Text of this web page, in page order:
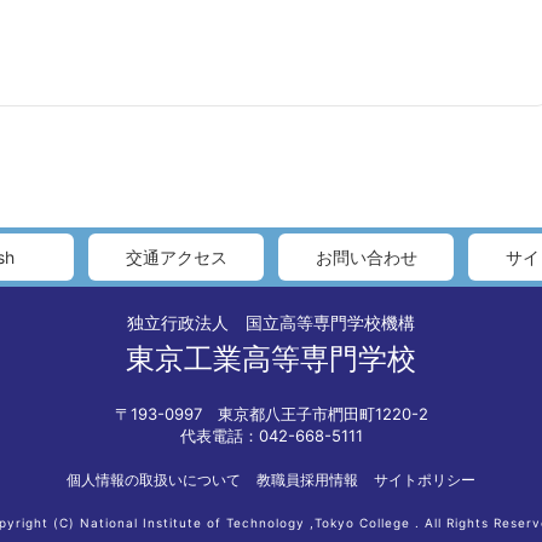
交通アクセス お問い合わせ サ
独立行政法人 国立高等専門学校機構
東京工業高等専門学校
〒193-0997 東京都八王子市椚田町1220-2
代表電話：042-668-5111
個人情報の取扱いについて 教職員採用情報 サイトポリシー
(C) National Institute of Technology ,Tokyo College . All Rights